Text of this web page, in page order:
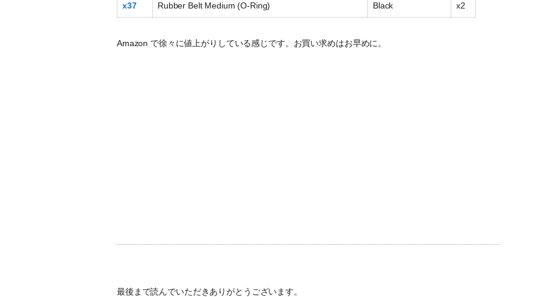
x37 Rubber Belt Medium (O-Ring) Black x2
Amazon で徐々に値上がりしている感じです。お買い求めはお早めに。
最後まで読んでいただきありがとうございます。